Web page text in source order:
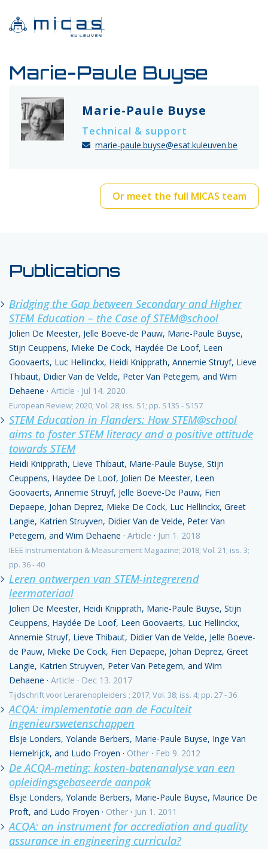
Marie-Paule Buyse
Marie-Paule Buyse
Technical & support
marie-paule.buyse@esat.kuleuven.be
Or meet the full MICAS team
Publications
Bridging the Gap between Secondary and Higher
STEM Education – the Case of STEM@school
Jolien De Meester, Jelle Boeve-de Pauw, Marie-Paule Buyse,
Stijn Ceuppens, Mieke De Cock, Haydée De Loof, Leen
Goovaerts, Luc Hellinckx, Heidi Knipprath, Annemie Struyf, Lieve
Thibaut, Didier Van de Velde, Peter Van Petegem, and Wim
Dehaene · Article · Jul 14. 2020
European Review; 2020; Vol. 28; iss. S1; pp. S135 - S157
STEM Education in Flanders: How STEM@school
aims to foster STEM literacy and a positive attitude
towards STEM
Heidi Knipprath, Lieve Thibaut, Marie-Paule Buyse, Stijn
Ceuppens, Haydee De Loof, Jolien De Meester, Leen
Goovaerts, Annemie Struyf, Jelle Boeve-De Pauw, Fien
Depaepe, Johan Deprez, Mieke De Cock, Luc Hellinckx, Greet
Langie, Katrien Struyven, Didier Van de Velde, Peter Van
Petegem, and Wim Dehaene · Article · Jun 1. 2018
IEEE Instrumentation & Measurement Magazine; 2018; Vol. 21; iss. 3;
pp. 36 - 40
Leren ontwerpen van STEM-integrerend
leermateriaal
Jolien De Meester, Heidi Knipprath, Marie-Paule Buyse, Stijn
Ceuppens, Haydée De Loof, Leen Goovaerts, Luc Hellinckx,
Annemie Struyf, Lieve Thibaut, Didier Van de Velde, Jelle Boeve-
de Pauw, Mieke De Cock, Fien Depaepe, Johan Deprez, Greet
Langie, Katrien Struyven, Peter Van Petegem, and Wim
Dehaene · Article · Dec 13. 2017
Tijdschrift voor Lerarenopleiders ; 2017; Vol. 38; iss. 4; pp. 27 - 36
ACQA: implementatie aan de Faculteit
Ingenieurswetenschappen
Elsje Londers, Yolande Berbers, Marie-Paule Buyse, Inge Van
Hemelrijck, and Ludo Froyen · Other · Feb 9. 2012
De ACQA-meting: kosten-batenanalyse van een
opleidingsgebaseerde aanpak
Elsje Londers, Yolande Berbers, Marie-Paule Buyse, Maurice De
Proft, and Ludo Froyen · Other · Jun 1. 2011
ACQA: an instrument for accrediation and quality
assurance in engineering curricula?